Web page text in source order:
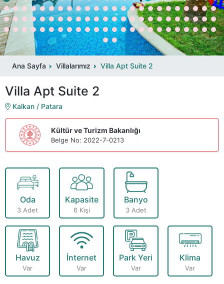
Ana Sayfa Villalarımız Villa Apt Suite 2
Villa Apt Suite 2
Kalkan / Patara
Kültür ve Turizm Bakanlığı
Belge No: 2022-7-0213
Oda
3 Adet
Kapasite
6 Kişi
Banyo
3 Adet
Havuz
Var
İnternet
Var
Park Yeri
Var
Klima
Var